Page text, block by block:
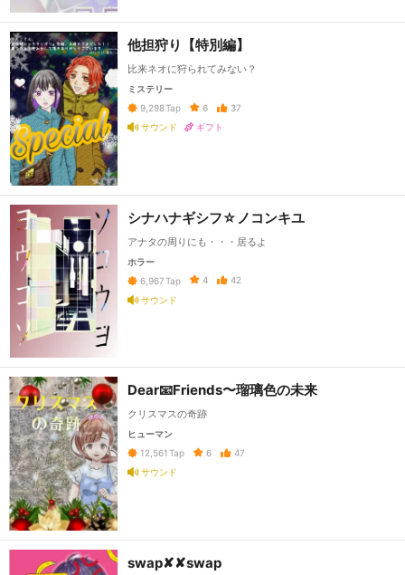
他担狩り【特別編】
比来ネオに狩られてみない？
ミステリー
9,298Tap 6
37
サウンド
ギフト
シナハナギシフ☆ノコンキユ
アナタの周りにも・・・居るよ
ホラー
6,967 Tap 4
42
サウンド
Dear📧Friends〜瑠璃色の未来
クリスマスの奇跡
ヒューマン
12,561 Tap 6
47
サウンド
swap✘✘swap